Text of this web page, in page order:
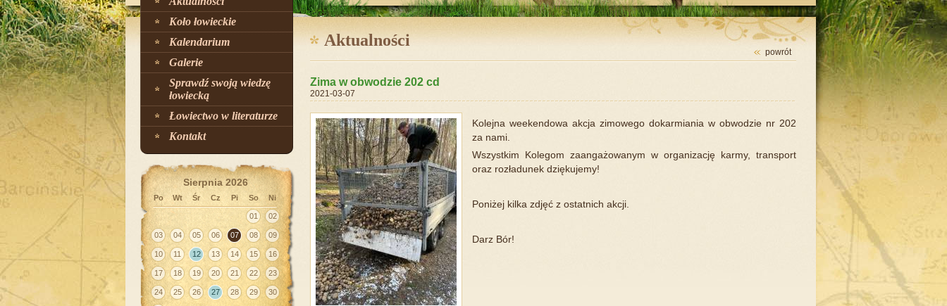
Koło łowieckie
Kalendarium
Galerie
Sprawdź swoją wiedzę
łowiecką
Łowiectwo w literaturze
Kontakt
Sierpnia 2026
Po Wt Śr Cz Pi So Ni
01 02
03 04 05 06 07 08 09
10 11 12 13 14 15 16
17 18 19 20 21 22 23
24 25 26 27 28 29 30
powrót
Aktualności
Zima w obwodzie 202 cd
2021-03-07
Kolejna weekendowa akcja zimowego dokarmiania w obwodzie nr 202
za nami.
Wszystkim Kolegom zaangażowanym w organizację karmy, transport
oraz rozładunek dziękujemy!
Poniżej kilka zdjęć z ostatnich akcji.
Darz Bór!